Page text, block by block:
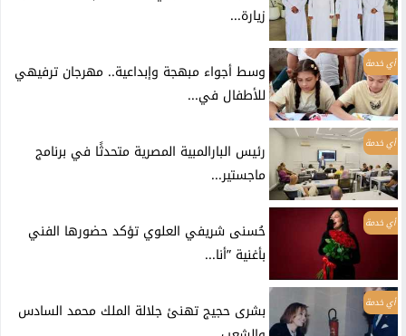
زيارة...
أي خدمة
وسط أجواء مبهجة وإبداعية.. مهرجان ترفيهي
للأطفال في...
أي خدمة
رئيس البارالمبية المصرية متحدثًا في برنامج
ماجستير...
أي خدمة
حُسنى شريفي العلوي تؤكد حضورها الفني
بأغنية ”أنا...
أي خدمة
بشرى حجيج تهنئ جلالة الملك محمد السادس